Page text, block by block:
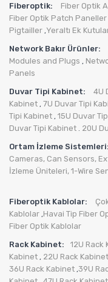
Fiberoptik: Fiber Optik
Fiber Optik Patch Paneller
Pigtailler ,Yeraltı Ek
Network Bakır Ürünler:
Modules and Plugs ,
Panels
Duvar Tipi Kabinet:
4U
Kabinet , 7U Duvar Tipi
Tipi Kabinet , 15U Duvar
Duvar Tipi Kabinet
20U
Ortam İzleme Sistemleri:
Cameras, Can Sensors,
İzleme Üniteleri, 1-Wire
Fiberoptik Kablolar:
Kablolar ,Havai Tip Fiber
Fiber Optik Kablolar
Rack Kabinet:
12U Rack
Kabinet , 22U Rack Kabinet
36U Rack Kabinet ,39U